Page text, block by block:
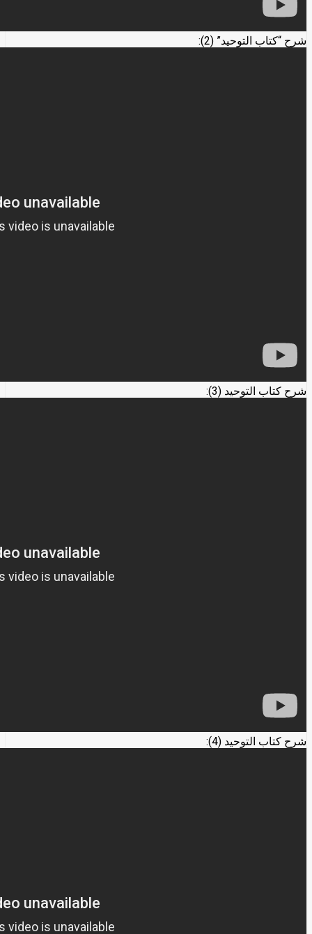
شرح “كتاب التوحيد” (2):
شرح كتاب التوحيد (3):
شرح كتاب التوحيد (4):